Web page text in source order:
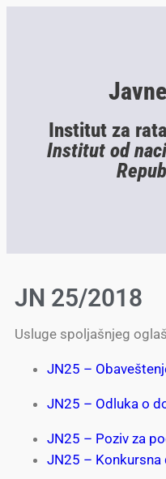
Institut za
Institut od
JN 25/2018
Usluge spoljašnjeg
JN25 –
JN25 – Odluka o
JN25 – Poziv za
JN25 – Konkursna